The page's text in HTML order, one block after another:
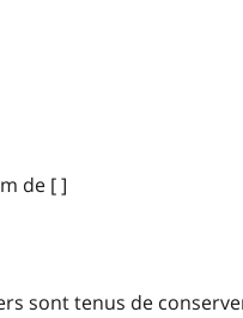
de [ ]
sont tenus de